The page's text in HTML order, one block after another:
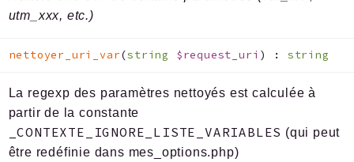
utm_xxx, etc.)
nettoyer_uri_var(string $request_uri ) : string
La regexp des paramètres nettoyés est calculée à
partir de la constante
_CONTEXTE_IGNORE_LISTE_VARIABLES (qui peut
être redéfinie dans mes_options.php)